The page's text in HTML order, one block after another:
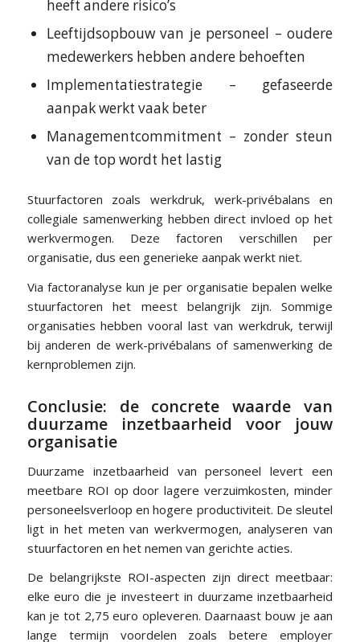
heeft andere risico’s
Leeftijdsopbouw van je personeel – oudere
medewerkers hebben andere behoeften
Implementatiestrategie – gefaseerde
aanpak werkt vaak beter
Managementcommitment – zonder steun
van de top wordt het lastig
Stuurfactoren zoals werkdruk, werk-privébalans en
collegiale samenwerking hebben direct invloed op het
werkvermogen. Deze factoren verschillen per
organisatie, dus een generieke aanpak werkt niet.
Via factoranalyse kun je per organisatie bepalen welke
stuurfactoren het meest belangrijk zijn. Sommige
organisaties hebben vooral last van werkdruk, terwijl
bij anderen de werk-privébalans of samenwerking de
kernproblemen zijn.
Conclusie: de concrete waarde van
duurzame inzetbaarheid voor jouw
organisatie
Duurzame inzetbaarheid van personeel levert een
meetbare ROI op door lagere verzuimkosten, minder
personeelsverloop en hogere productiviteit. De sleutel
ligt in het meten van werkvermogen, analyseren van
stuurfactoren en het nemen van gerichte acties.
De belangrijkste ROI-aspecten zijn direct meetbaar:
elke euro die je investeert in duurzame inzetbaarheid
kan je tot 2,75 euro opleveren. Daarnaast bouw je aan
lange termijn voordelen zoals betere employer